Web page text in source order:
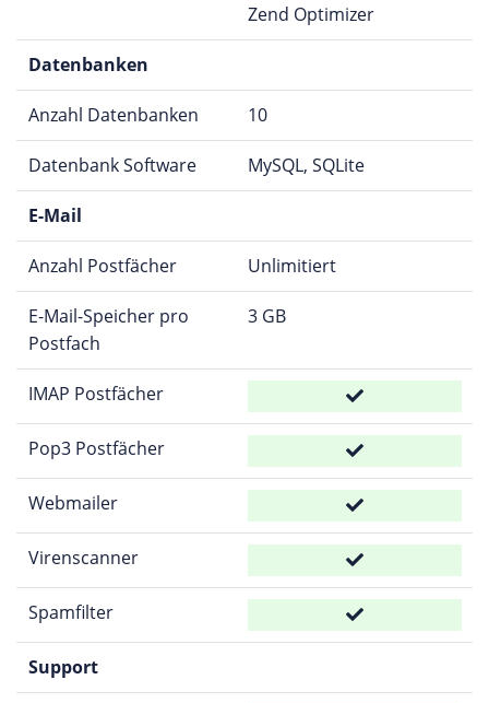
Zend Optimizer
Datenbanken
Anzahl Datenbanken 10
Datenbank Software MySQL, SQLite
E-Mail
Anzahl Postfächer Unlimitiert
E-Mail-Speicher pro
Postfach
3 GB
IMAP Postfächer
Pop3 Postfächer
Webmailer
Virenscanner
Spamfilter
Support